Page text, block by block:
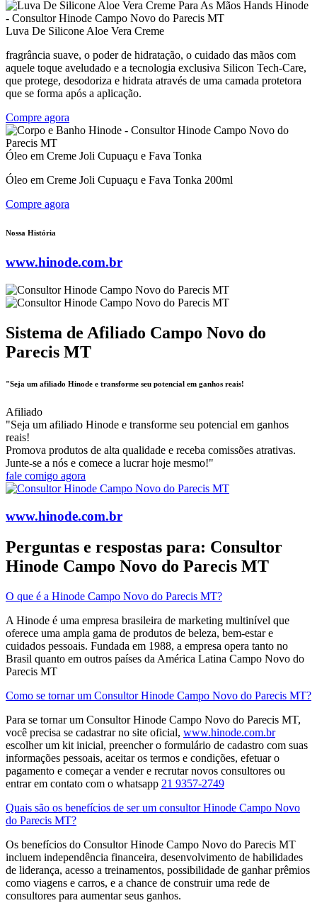
Luva De Silicone Aloe Vera Creme
fragrância suave, o poder de hidratação, o cuidado das mãos com
aquele toque aveludado e a tecnologia exclusiva Silicon Tech-Care,
que protege, desodoriza e hidrata através de uma camada protetora
que se forma após a aplicação.
Compre agora
Óleo em Creme Joli Cupuaçu e Fava Tonka
Óleo em Creme Joli Cupuaçu e Fava Tonka 200ml
Compre agora
Nossa História
www.hinode.com.br
Sistema de Afiliado Campo Novo do
Parecis MT
"Seja um afiliado Hinode e transforme seu potencial em ganhos reais!
Afiliado
"Seja um afiliado Hinode e transforme seu potencial em ganhos
reais!
Promova produtos de alta qualidade e receba comissões atrativas.
Junte-se a nós e comece a lucrar hoje mesmo!"
fale comigo agora
www.hinode.com.br
Perguntas e respostas para: Consultor
Hinode Campo Novo do Parecis MT
O que é a Hinode Campo Novo do Parecis MT?
A Hinode é uma empresa brasileira de marketing multinível que
oferece uma ampla gama de produtos de beleza, bem-estar e
cuidados pessoais. Fundada em 1988, a empresa opera tanto no
Brasil quanto em outros países da América Latina​ Campo Novo do
Parecis MT
Como se tornar um Consultor Hinode Campo Novo do Parecis MT?
Para se tornar um Consultor Hinode Campo Novo do Parecis MT,
você precisa se cadastrar no site oficial, www.hinode.com.br
escolher um kit inicial, preencher o formulário de cadastro com suas
informações pessoais, aceitar os termos e condições, efetuar o
pagamento e começar a vender e recrutar novos consultores​ ou
entrar em contato com o whatsapp 21 9357-2749
Quais são os benefícios de ser um consultor Hinode Campo Novo
do Parecis MT?
Os benefícios do Consultor Hinode Campo Novo do Parecis MT
incluem independência financeira, desenvolvimento de habilidades
de liderança, acesso a treinamentos, possibilidade de ganhar prêmios
como viagens e carros, e a chance de construir uma rede de
consultores para aumentar seus ganhos.